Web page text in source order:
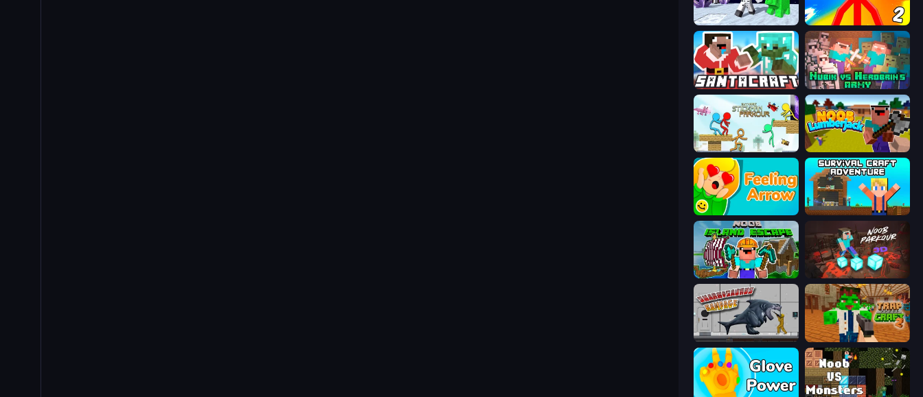
SpaceCraft Noob: Return to Earth Red Stickman vs Monster School 2
SantaCraft Nubik vs Herobrin's Army
Stickman Parkour Master Idle Noob Lumberjack
Feeling Arrow Survival Craft Adventure
Noob: Island Escape Noob Parkour 3D
Sharkosaurus Rampage Trap Craft 2